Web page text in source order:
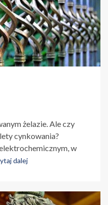
żelazie. Ale czy
cynkowania?
w
dalej